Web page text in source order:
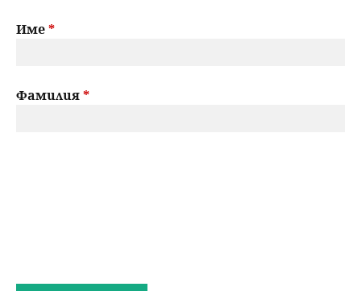
Име*
Фамилия*